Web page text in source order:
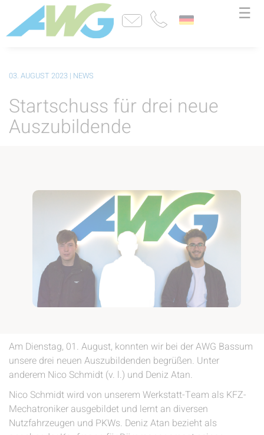
☰
03. AUGUST 2023 | NEWS
Startschuss für drei neue
Auszubildende
Am Dienstag, 01. August, konnten wir bei der AWG Bassum
unsere drei neuen Auszubildenden begrüßen. Unter
anderem Nico Schmidt (v. l.) und Deniz Atan.
Nico Schmidt wird von unserem Werkstatt-Team als KFZ-
Mechatroniker ausgebildet und lernt an diversen
Nutzfahrzeugen und PKWs. Deniz Atan bezieht als